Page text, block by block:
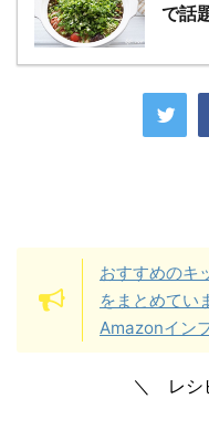
で話
おすすめのキ
をまとめてい
Amazonイン
＼ レシ